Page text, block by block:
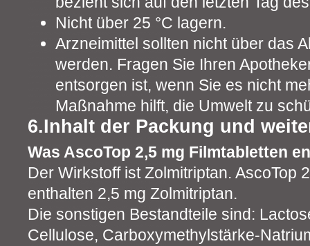
Nicht über 25 °C lagern.
Arzneimittel sollten nicht über das
werden. Fragen Sie Ihren
entsorgen ist, wenn Sie es nicht
Maßnahme hilft, die Umwelt zu
6.Inhalt der Packung und
Was AscoTop 2,5 mg Filmtabletten
Der Wirkstoff ist Zolmitriptan. AscoTop
enthalten 2,5 mg Zolmitriptan.
Die sonstigen Bestandteile sind:
Cellulose, Carboxymethylstärke-